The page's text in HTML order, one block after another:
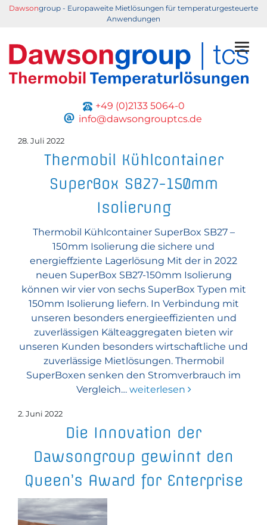
Dawsongroup - Europaweite Mietlösungen für temperaturgesteuerte
Anwendungen
+49 (0)2133 5064-0
info@dawsongrouptcs.de
28. Juli 2022
Thermobil Kühlcontainer
SuperBox SB27-150mm
Isolierung
Thermobil Kühlcontainer SuperBox SB27 –
150mm Isolierung die sichere und
energieffziente Lagerlösung Mit der in 2022
neuen SuperBox SB27-150mm Isolierung
können wir vier von sechs SuperBox Typen mit
150mm Isolierung liefern. In Verbindung mit
unseren besonders energieeffizienten und
zuverlässigen Kälteaggregaten bieten wir
unseren Kunden besonders wirtschaftliche und
zuverlässige Mietlösungen. Thermobil
SuperBoxen senken den Stromverbrauch im
Vergleich…weiterlesen
2. Juni 2022
Die Innovation der
Dawsongroup gewinnt den
Queen’s Award for Enterprise